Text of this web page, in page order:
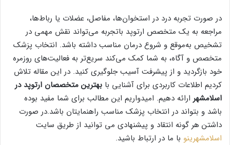
در صورت تجربه درد در استخوان‌ها، مفاصل، عضلات یا رباط‌ها،
مراجعه به یک متخصص ارتوپد باتجربه می‌تواند نقش مهمی در
تشخیص به‌موقع و شروع درمان مناسب داشته باشد. انتخاب پزشک
متخصص و آگاه، به شما کمک می‌کند سریع‌تر به فعالیت‌های روزمره
خود بازگردید و از پیشرفت آسیب جلوگیری کنید. در این مقاله تلاش
کردیم اطلاعات کاربردی برای آشنایی با بهترین متخصصان ارتوپد در
اسلامشهر ارائه دهیم. امیدواریم این مطالب برای شما مفید بوده
باشد و بتواند در انتخاب پزشک مناسب راهنمایتان باشد.در صورت
داشتن هر گونه انتقاد و پیشنهادی می توانید از طریق سایت
اسلامشهرینو با ما در ارتباط باشید.